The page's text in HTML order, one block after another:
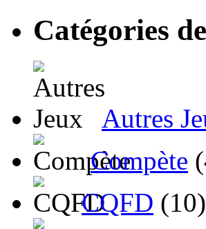
Catégories
Autres
Compète
CQFD (10)